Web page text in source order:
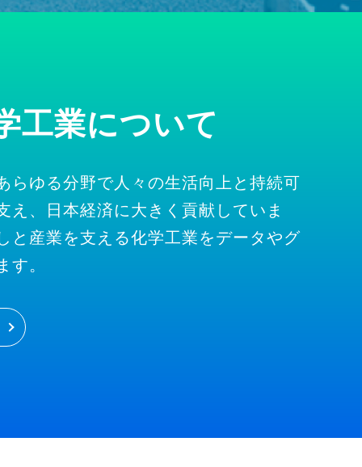
工業について
らゆる分野で人々の生活向上と持続可
え、日本経済に大きく貢献していま
と産業を支える化学工業をデータやグ
す。